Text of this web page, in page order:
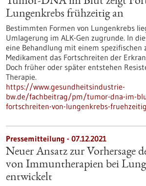
Lungenkrebs frühzeitig an
Bestimmten Formen von Lungenkrebs
Umlagerung im ALK-Gen zugrunde. In
eine Behandlung mit einem spezifischen
Medikament das Fortschreiten der
Doch früher oder später entstehen
Therapie.
https://www.gesundheitsindustrie-
bw.de/fachbeitrag/pm/tumor-dna-im-
fortschreiten-von-lungenkrebs-fruehzeitig
Pressemitteilung - 07.12.2021
Neuer Ansatz zur Vorhersage
von Immuntherapien bei
entwickelt